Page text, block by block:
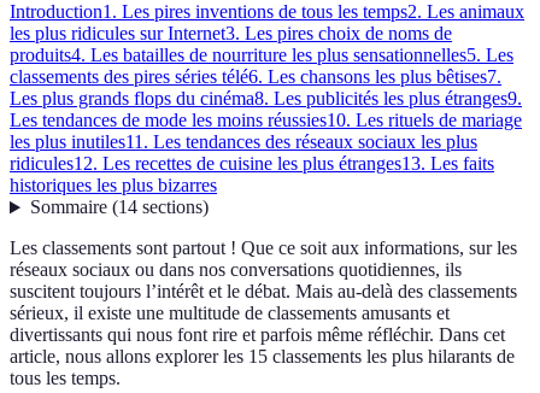
Introduction1. Les pires inventions de tous les temps2. Les animaux
les plus ridicules sur Internet3. Les pires choix de noms de
produits4. Les batailles de nourriture les plus sensationnelles5. Les
classements des pires séries télé6. Les chansons les plus bêtises7.
Les plus grands flops du cinéma8. Les publicités les plus étranges9.
Les tendances de mode les moins réussies10. Les rituels de mariage
les plus inutiles11. Les tendances des réseaux sociaux les plus
ridicules12. Les recettes de cuisine les plus étranges13. Les faits
historiques les plus bizarres
Sommaire(14 sections)
Les classements sont partout ! Que ce soit aux informations, sur les
réseaux sociaux ou dans nos conversations quotidiennes, ils
suscitent toujours l’intérêt et le débat. Mais au-delà des classements
sérieux, il existe une multitude de classements amusants et
divertissants qui nous font rire et parfois même réfléchir. Dans cet
article, nous allons explorer les 15 classements les plus hilarants de
tous les temps.